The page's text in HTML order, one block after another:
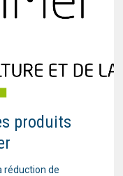
produits
réduction de